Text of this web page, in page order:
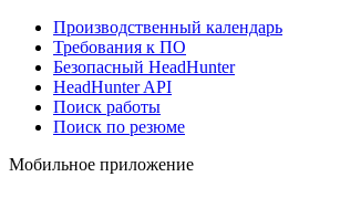
Производственный календарь
Требования к ПО
Безопасный HeadHunter
HeadHunter API
Поиск работы
Поиск по резюме
Мобильное приложение